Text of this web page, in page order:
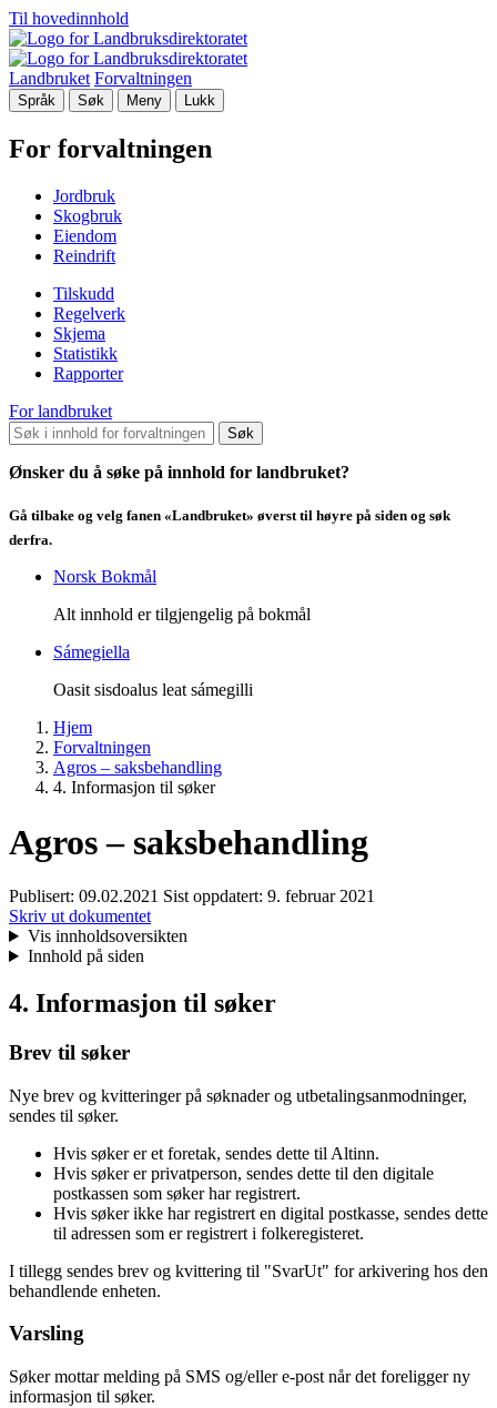
Til hovedinnhold
Landbruket Forvaltningen
Språk Søk Meny Lukk
For forvaltningen
Jordbruk
Skogbruk
Eiendom
Reindrift
Tilskudd
Regelverk
Skjema
Statistikk
Rapporter
For landbruket
Søk
Ønsker du å søke på innhold for landbruket?
Gå tilbake og velg fanen «Landbruket» øverst til høyre på siden og søk
derfra.
Norsk Bokmål
Alt innhold er tilgjengelig på bokmål
Sámegiella
Oasit sisdoalus leat sámegilli
Hjem
Forvaltningen
Agros – saksbehandling
4. Informasjon til søker
Agros – saksbehandling
Publisert: 09.02.2021 Sist oppdatert: 9. februar 2021
Skriv ut dokumentet
Vis innholdsoversikten
Innhold på siden
4. Informasjon til søker
Brev til søker
Nye brev og kvitteringer på søknader og utbetalingsanmodninger,
sendes til søker.
Hvis søker er et foretak, sendes dette til Altinn.
Hvis søker er privatperson, sendes dette til den digitale
postkassen som søker har registrert.
Hvis søker ikke har registrert en digital postkasse, sendes dette
til adressen som er registrert i folkeregisteret.
I tillegg sendes brev og kvittering til "SvarUt" for arkivering hos den
behandlende enheten.
Varsling
Søker mottar melding på SMS og/eller e-post når det foreligger ny
informasjon til søker.